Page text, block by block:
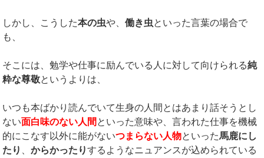
しかし、こうした本の虫や、働き虫といった言葉の場合で
も、
そこには、勉学や仕事に励んでいる人に対して向けられる純
粋な尊敬というよりは、
いつも本ばかり読んでいて生身の人間とはあまり話そうとし
ない面白味のない人間 といった意味や、言われた仕事を機械
的にこなす以外に能がないつまらない人物といった馬鹿にし
たり
、からかったりするようなニュアンスが込められている